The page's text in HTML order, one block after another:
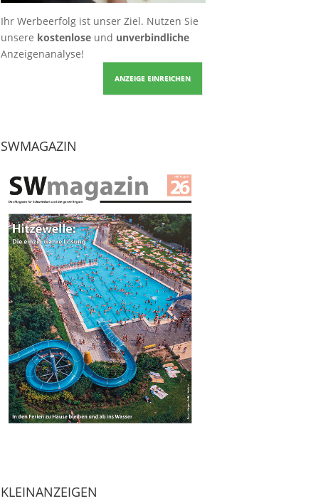
Ihr Werbeerfolg ist unser Ziel. Nutzen Sie
unsere kostenloseund unverbindliche
Anzeigenanalyse!
ANZEIGE EINREICHEN
SWMAGAZIN
KLEINANZEIGEN